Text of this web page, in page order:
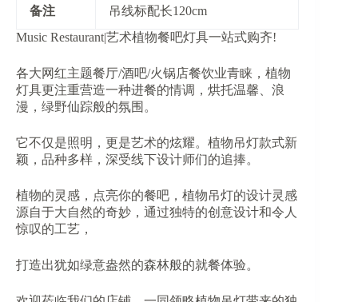
​备注​
吊线标配长120cm
Music Restaurant|艺术植物餐吧灯具一站式购齐!
各大网红主题餐厅/酒吧/火锅店餐饮业青睐，植物
灯具更注重营造一种进餐的情调，烘托温馨、浪
漫，绿野仙踪般的氛围。
它不仅是照明，更是艺术的炫耀。植物吊灯款式新
颖，品种多样，深受线下设计师们的追捧。
植物的灵感，点亮你的餐吧，植物吊灯的设计灵感
源自于大自然的奇妙，通过独特的创意设计和令人
惊叹的工艺，
打造出犹如绿意盎然的森林般的就餐体验。